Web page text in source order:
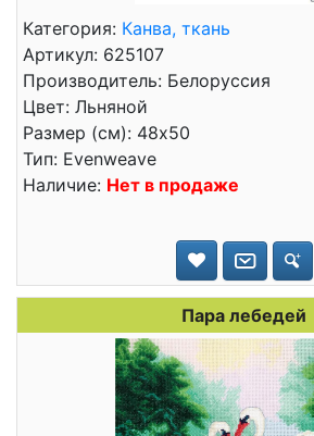
Категория: Канва, ткань
Артикул: 625107
Производитель: Белоруссия
Цвет: Льняной
Размер (см): 48x50
Тип: Evenweave
Наличие: Нет в продаже
Пара лебедей